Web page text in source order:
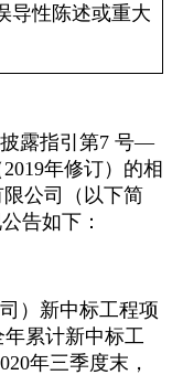
导性陈述或重大
露指引第7 号—
年修订）的相
公司（以下简
告如下：
）新中标工程项
年累计新中标工
年三季度末，